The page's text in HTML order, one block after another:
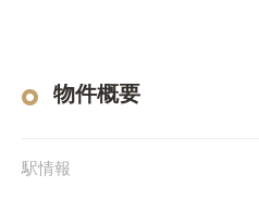
物件概要
駅情報